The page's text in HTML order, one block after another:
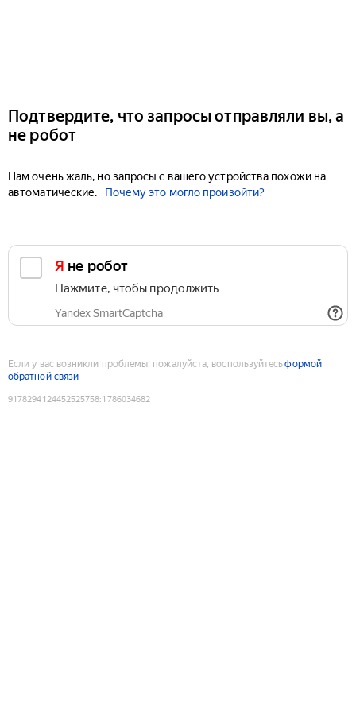
Подтвердите, что запросы отправляли вы, а
не робот
Нам очень жаль, но запросы с вашего устройства похожи на
автоматические.
Почему это могло произойти?
Я не робот
Нажмите, чтобы продолжить
Yandex SmartCaptcha
Если у вас возникли проблемы, пожалуйста, воспользуйтесьформой
обратной связи
9178294124452525758:1786034682